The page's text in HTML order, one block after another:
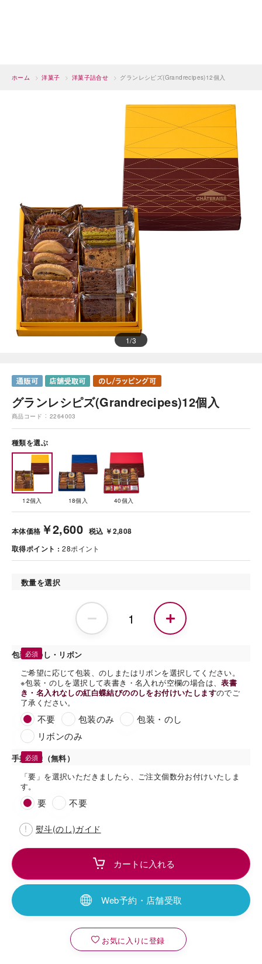
ホーム > 洋菓子 > 洋菓子詰合せ > グランレシピズ(Grandrecipes)12個入
1/3
グランレシピズ(Grandrecipes)12個入
商品コード 2264003
種類を選ぶ
12個入 18個入 40個入
本体価格 ￥2,600 税込 ￥2,808
取得ポイント
28ポイント
数量を選択
包装・のし・リボン
ご希望に応じて包装、のしまたはリボンを選択してください。
※包装・のしを選択して表書き・名入れが空欄の場合は、表書
き・名入れなしの紅白蝶結びののしをお付けいたしますのでご
了承ください。
不要 包装のみ
包装・のし
リボンのみ
手提げ袋（無料）
「要」を選択いただきましたら、ご注文個数分お付けいたしま
す。
要 不要
熨斗(のし)ガイド
Web予約・店舗受取
お気に入りに登録
海外 Overseas shops
Indonesia
Hong Kong
UAE
Vietnam